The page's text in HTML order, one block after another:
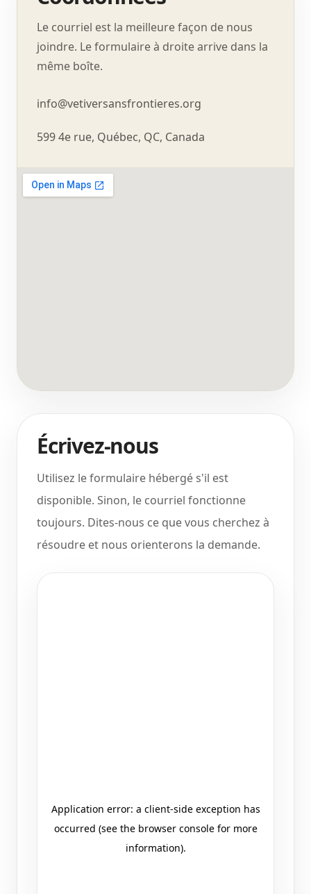
Le courriel est la meilleure façon de nous
joindre. Le formulaire à droite arrive dans la
même boîte.
info@vetiversansfrontieres.org
599 4e rue, Québec, QC, Canada
Écrivez-nous
Utilisez le formulaire hébergé s'il est
disponible. Sinon, le courriel fonctionne
toujours. Dites-nous ce que vous cherchez à
résoudre et nous orienterons la demande.